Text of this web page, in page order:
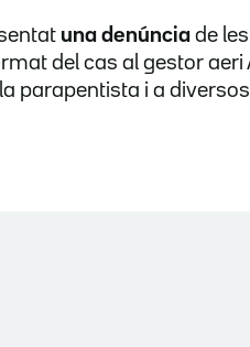
una denúncia de
del cas al gestor aeri
parapentista i a